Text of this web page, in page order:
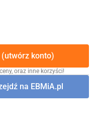
(utwórz konto)
oraz inne korzyści!
na EBMiA.pl